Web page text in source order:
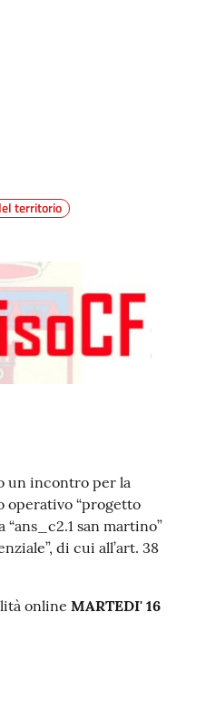
territorio
un incontro per la
operativo “progetto
san martino”
di cui all’art. 38
online MARTEDI' 16